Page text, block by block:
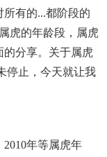
所有的...都阶段的
虎的年龄段，属虎
的分享。关于属虎
停止，今天就让我
2010年等属虎年